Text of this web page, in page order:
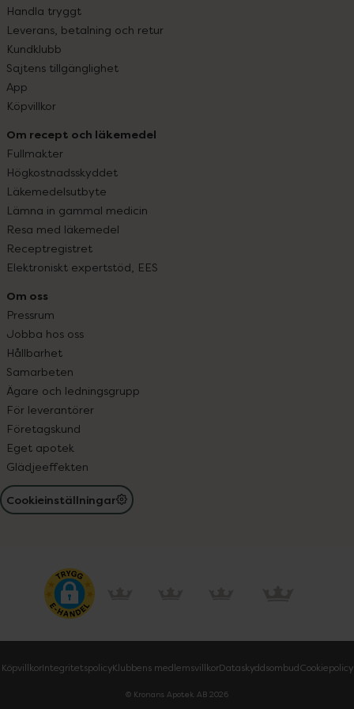
Handla tryggt
Leverans, betalning och retur
Kundklubb
Sajtens tillgänglighet
App
Köpvillkor
Om recept och läkemedel
Fullmakter
Högkostnadsskyddet
Läkemedelsutbyte
Lämna in gammal medicin
Resa med läkemedel
Receptregistret
Elektroniskt expertstöd, EES
Om oss
Pressrum
Jobba hos oss
Hållbarhet
Samarbeten
Ägare och ledningsgrupp
För leverantörer
Företagskund
Eget apotek
Glädjeeffekten
Cookieinställningar
KöpvillkorIntegritetspolicyKlubbens medlemsvillkorDataskyddsombudCookiepolicy
© Kronans Apotek AB 2026